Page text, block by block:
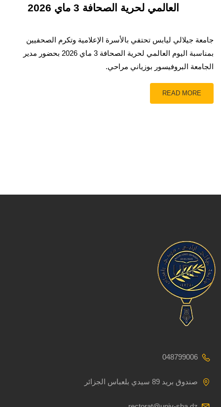
العالمي لحرية الصحافة 3 ماي 2026
جامعة جيلالي ليابس تحتفي بالأسرة الإعلامية وتكرم الصحفيين
بمناسبة اليوم العالمي لحرية الصحافة 3 ماي 2026 بحضور مدير
الجامعة البروفيسور بوزياني مراحي.
READ MORE
048799006
صندوق بريد 89 سيدي بلعباس الجزائر